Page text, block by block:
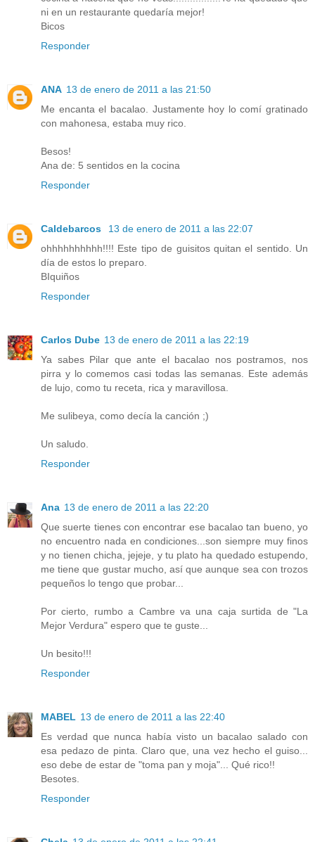
ni en un restaurante quedaría mejor!
Bicos
Responder
ANA 13 de enero de 2011 a las 21:50
Me encanta el bacalao. Justamente hoy lo comí gratinado
con mahonesa, estaba muy rico.
Besos!
Ana de: 5 sentidos en la cocina
Responder
Caldebarcos
13 de enero de 2011 a las 22:07
ohhhhhhhhhh!!!! Este tipo de guisitos quitan el sentido. Un
día de estos lo preparo.
BIquiños
Responder
Carlos Dube 13 de enero de 2011 a las 22:19
Ya sabes Pilar que ante el bacalao nos postramos, nos
pirra y lo comemos casi todas las semanas. Este además
de lujo, como tu receta, rica y maravillosa.
Me sulibeya, como decía la canción ;)
Un saludo.
Responder
Ana 13 de enero de 2011 a las 22:20
Que suerte tienes con encontrar ese bacalao tan bueno, yo
no encuentro nada en condiciones...son siempre muy finos
y no tienen chicha, jejeje, y tu plato ha quedado estupendo,
me tiene que gustar mucho, así que aunque sea con trozos
pequeños lo tengo que probar...
Por cierto, rumbo a Cambre va una caja surtida de "La
Mejor Verdura" espero que te guste...
Un besito!!!
Responder
MABEL 13 de enero de 2011 a las 22:40
Es verdad que nunca había visto un bacalao salado con
esa pedazo de pinta. Claro que, una vez hecho el guiso...
eso debe de estar de "toma pan y moja"... Qué rico!!
Besotes.
Responder